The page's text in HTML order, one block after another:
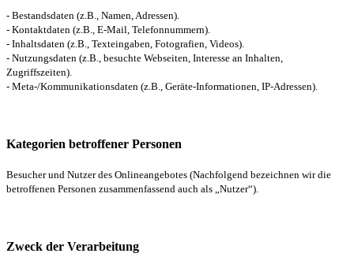
- Bestandsdaten (z.B., Namen, Adressen).
- Kontaktdaten (z.B., E-Mail, Telefonnummern).
- Inhaltsdaten (z.B., Texteingaben, Fotografien, Videos).
- Nutzungsdaten (z.B., besuchte Webseiten, Interesse an Inhalten,
Zugriffszeiten).
- Meta-/Kommunikationsdaten (z.B., Geräte-Informationen, IP-Adressen).
Kategorien betroffener Personen
Besucher und Nutzer des Onlineangebotes (Nachfolgend bezeichnen wir die
betroffenen Personen zusammenfassend auch als „Nutzer“).
Zweck der Verarbeitung